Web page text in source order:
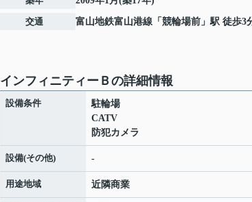
交通 富山地鉄富山港線 「 競輪場前 」駅 徒歩3
インフィニティーＢの詳細情報
設備条件
駐輪場
CATV
防犯カメラ
設備(その他) -
用途地域 近隣商業